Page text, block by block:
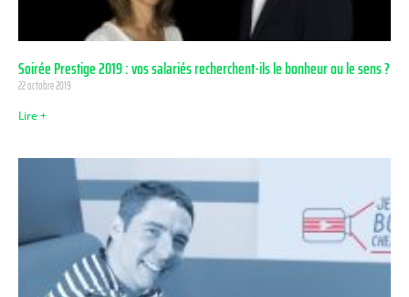
Soirée Prestige 2019 : vos salariés recherchent-ils le bonheur ou le sens ?
22 octobre 2019
Lire +